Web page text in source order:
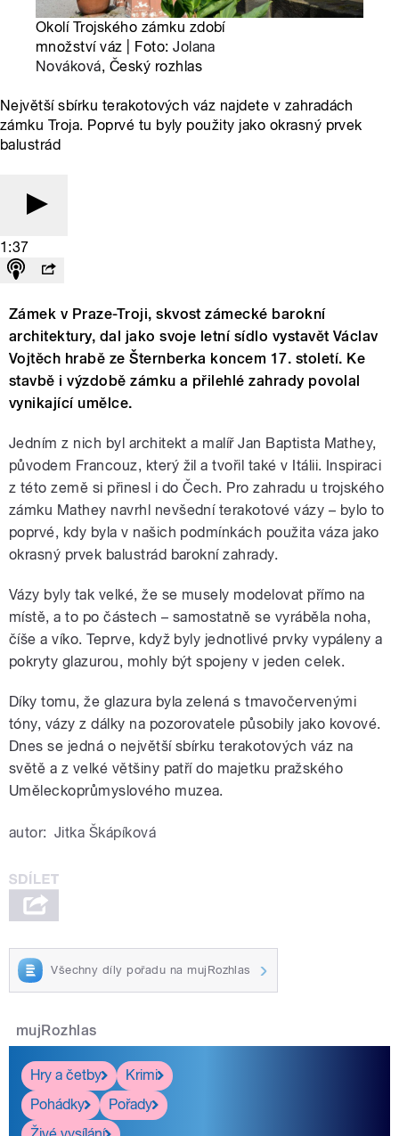
Okolí Trojského zámku zdobí
množství váz | Foto:Jolana
Nováková, Český rozhlas
Největší sbírku terakotových váz najdete v zahradách
zámku Troja. Poprvé tu byly použity jako okrasný prvek
balustrád
1:37
Zámek v Praze-Troji, skvost zámecké barokní
architektury, dal jako svoje letní sídlo vystavět Václav
Vojtěch hrabě ze Šternberka koncem 17. století. Ke
stavbě i výzdobě zámku a přilehlé zahrady povolal
vynikající umělce.
Jedním z nich byl architekt a malíř Jan Baptista Mathey,
původem Francouz, který žil a tvořil také v Itálii. Inspiraci
z této země si přinesl i do Čech. Pro zahradu u trojského
zámku Mathey navrhl nevšední terakotové vázy – bylo to
poprvé, kdy byla v našich podmínkách použita váza jako
okrasný prvek balustrád barokní zahrady.
Vázy byly tak velké, že se musely modelovat přímo na
místě, a to po částech – samostatně se vyráběla noha,
číše a víko. Teprve, když byly jednotlivé prvky vypáleny a
pokryty glazurou, mohly být spojeny v jeden celek.
Díky tomu, že glazura byla zelená s tmavočervenými
tóny, vázy z dálky na pozorovatele působily jako kovové.
Dnes se jedná o největší sbírku terakotových váz na
světě a z velké většiny patří do majetku pražského
Uměleckoprůmyslového muzea.
autor: Jitka Škápíková
Všechny díly pořadu na mujRozhlas
mujRozhlas
Hry a četby
Krimi
Pohádky
Pořady